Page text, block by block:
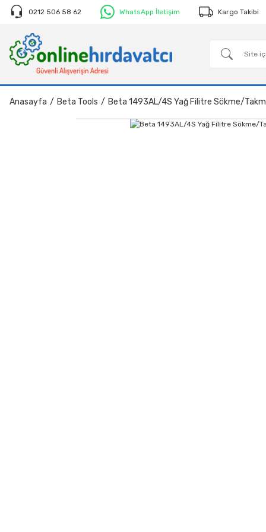
0212 506 58 62 WhatsApp İletişim Kargo Takibi
Anasayfa Beta Tools Beta 1493AL/4S Yağ Filitre Sökme/